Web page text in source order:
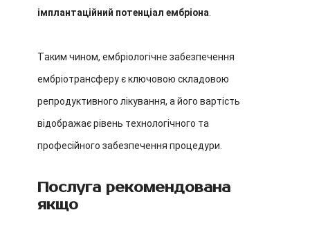
імплантаційний потенціал ембріона
Таким чином, ембріологічне забезпечення
ембріотрансферу є ключовою складовою
репродуктивного лікування, а його вартість
відображає рівень технологічного та
професійного забезпечення процедури.
Послуга рекомендована
якщо